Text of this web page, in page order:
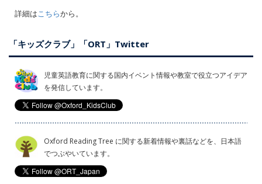
詳細はこちらから。
「キッズクラブ」「ORT」Twitter
児童英語教育に関する国内イベント情報や教室で役立つアイデア
を発信しています。
Oxford Reading Tree に関する新着情報や裏話などを、日本語
でつぶやいています。